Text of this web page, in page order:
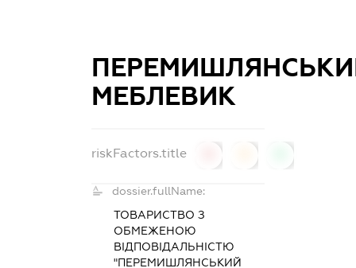
МЕБЛЕВИК
riskFactors.title
dossier.fullName:
ТОВАРИСТВО З
ОБМЕЖЕНОЮ
ВІДПОВІДАЛЬНІСТЮ
"ПЕРЕМИШЛЯНСЬКИЙ